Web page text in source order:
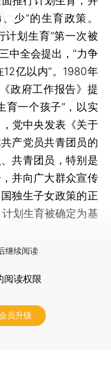
少”的生育政策。
计划生育”第一次被
中全会提出，“力争
12亿以内”。1980年
政府工作报告》提
育一个孩子”，以实
党中央发表《关于
产党员共青团员的
共青团员，特别是
并向广大群众宣传
独生子女政策的正
划生育被确定为基
继续阅读
阅读权限
员升级